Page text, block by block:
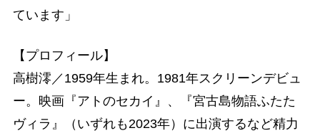
ています」
【プロフィール】
高樹澪／1959年生まれ。1981年スクリーンデビュ
ー。映画『アトのセカイ』、『宮古島物語ふたた
ヴィラ』（いずれも2023年）に出演するなど精力